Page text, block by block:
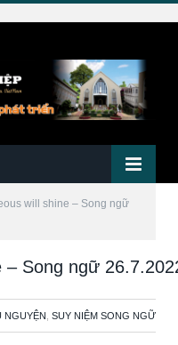
will shine – Song ngữ
– Song ngữ
NGUYỆN SUY NIỆM SONG NGỮ